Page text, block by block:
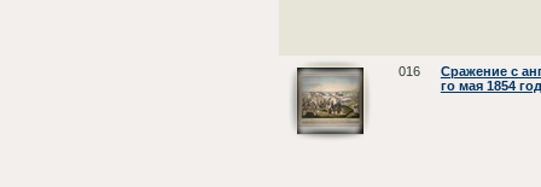
016
Сражение с
го мая 1854